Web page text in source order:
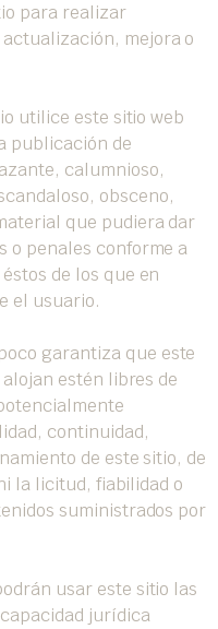
para realizar
mejora o
utilice este sitio web
publicación de
calumnioso,
obsceno,
que pudiera dar
o penales conforme a
de los que en
el usuario.
garantiza que este
estén libres de
continuidad,
de este sitio, de
la licitud, fiabilidad o
suministrados por
usar este sitio las
jurídica